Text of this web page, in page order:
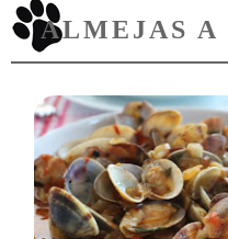
ALMEJAS A